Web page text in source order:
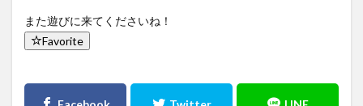
また遊びに来てくださいね！
Favorite